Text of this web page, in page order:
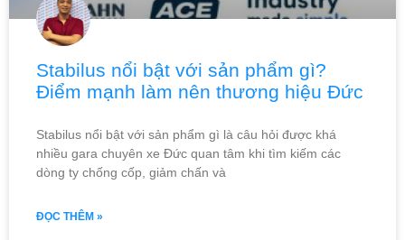
Stabilus nổi bật với sản phẩm gì?
Điểm mạnh làm nên thương hiệu Đức
Stabilus nổi bật với sản phẩm gì là câu hỏi được khá
nhiều gara chuyên xe Đức quan tâm khi tìm kiếm các
dòng ty chống cốp, giảm chấn và
ĐỌC THÊM »